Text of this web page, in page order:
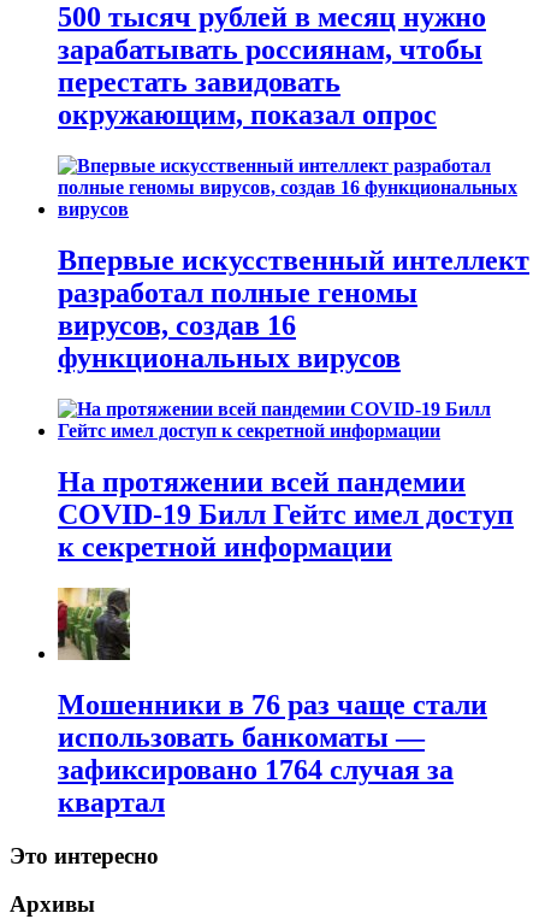
500 тысяч рублей в месяц нужно
зарабатывать россиянам, чтобы
перестать завидовать
окружающим, показал опрос
Впервые искусственный интеллект
разработал полные геномы
вирусов, создав 16
функциональных вирусов
На протяжении всей пандемии
COVID-19 Билл Гейтс имел доступ
к секретной информации
Мошенники в 76 раз чаще стали
использовать банкоматы —
зафиксировано 1764 случая за
квартал
Это интересно
Архивы